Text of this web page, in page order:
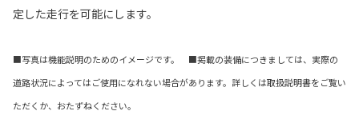
定した走行を可能にします。
■写真は機能説明のためのイメージです。 ■掲載の装備につきましては、実際の
道路状況によってはご使用になれない場合があります。詳しくは取扱説明書をご覧い
ただくか、おたずねください。